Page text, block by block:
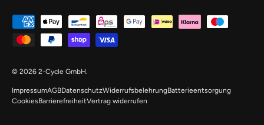
Zahlungsmethoden
© 2026 2-Cycle GmbH.
ImpressumAGBDatenschutzWiderrufsbelehrungBatterieentsorgung
CookiesBarrierefreiheitVertrag widerrufen